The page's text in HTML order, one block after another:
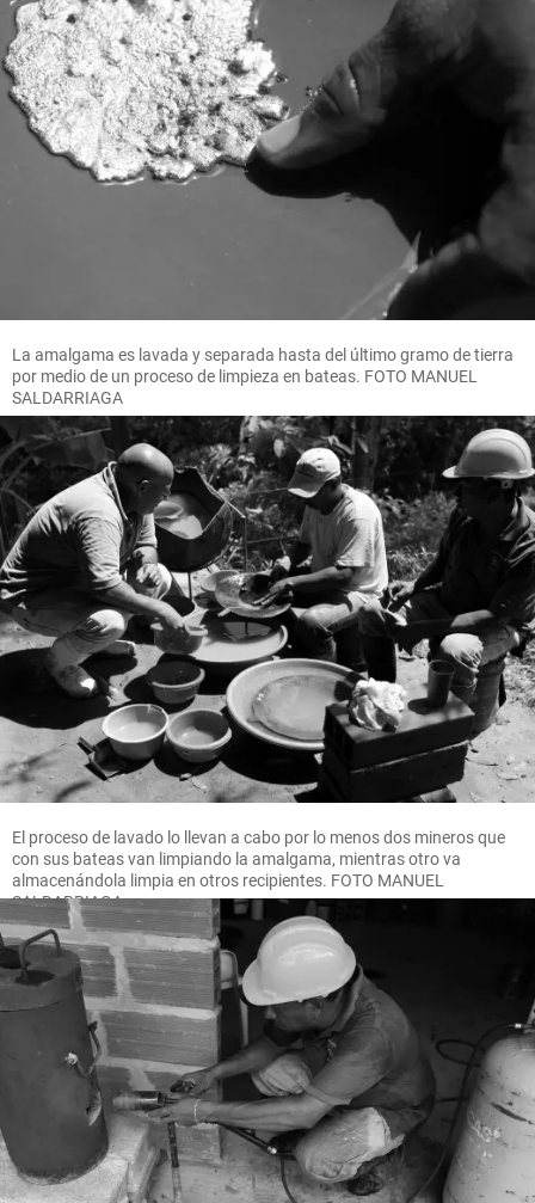
La amalgama es lavada y separada hasta del último gramo de tierra
por medio de un proceso de limpieza en bateas. FOTO MANUEL
SALDARRIAGA
El proceso de lavado lo llevan a cabo por lo menos dos mineros que
con sus bateas van limpiando la amalgama, mientras otro va
almacenándola limpia en otros recipientes. FOTO MANUEL
SALDARRIAGA